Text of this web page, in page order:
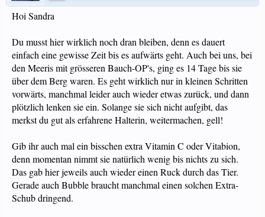
Hoi Sandra
Du musst hier wirklich noch dran bleiben, denn es dauert
einfach eine gewisse Zeit bis es aufwärts geht. Auch bei uns, bei
den Meeris mit grösseren Bauch-OP's, ging es 14 Tage bis sie
über dem Berg waren. Es geht wirklich nur in kleinen Schritten
vorwärts, manchmal leider auch wieder etwas zurück, und dann
plötzlich lenken sie ein. Solange sie sich nicht aufgibt, das
merkst du gut als erfahrene Halterin, weitermachen, gell!
Gib ihr auch mal ein bisschen extra Vitamin C oder Vitabion,
denn momentan nimmt sie natürlich wenig bis nichts zu sich.
Das gab hier jeweils auch wieder einen Ruck durch das Tier.
Gerade auch Bubble braucht manchmal einen solchen Extra-
Schub dringend.